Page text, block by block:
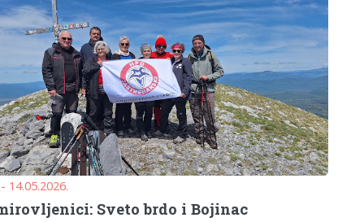
14.05.2026.
Sveto brdo i Bojinac